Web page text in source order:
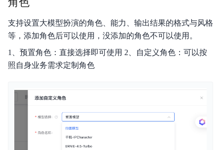
支持设置大模型扮演的角色、能力、输出结果的格式与风格
等，添加角色后可以使用，没添加的角色不可以使用。
1、预置角色：直接选择即可使用 2、自定义角色：可以按
照自身业务需求定制角色